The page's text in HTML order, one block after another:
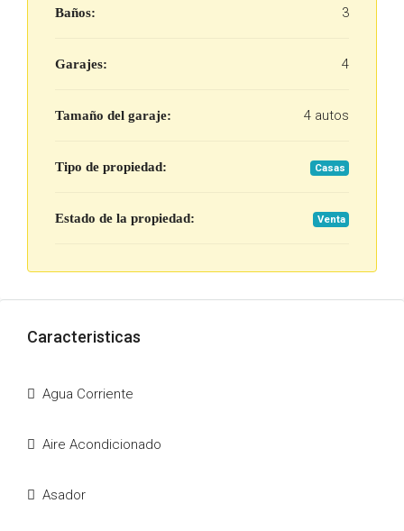
Baños: 3
Garajes: 4
Tamaño del garaje: 4 autos
Tipo de propiedad: Casas
Estado de la propiedad: Venta
Caracteristicas
Agua Corriente
Aire Acondicionado
Asador